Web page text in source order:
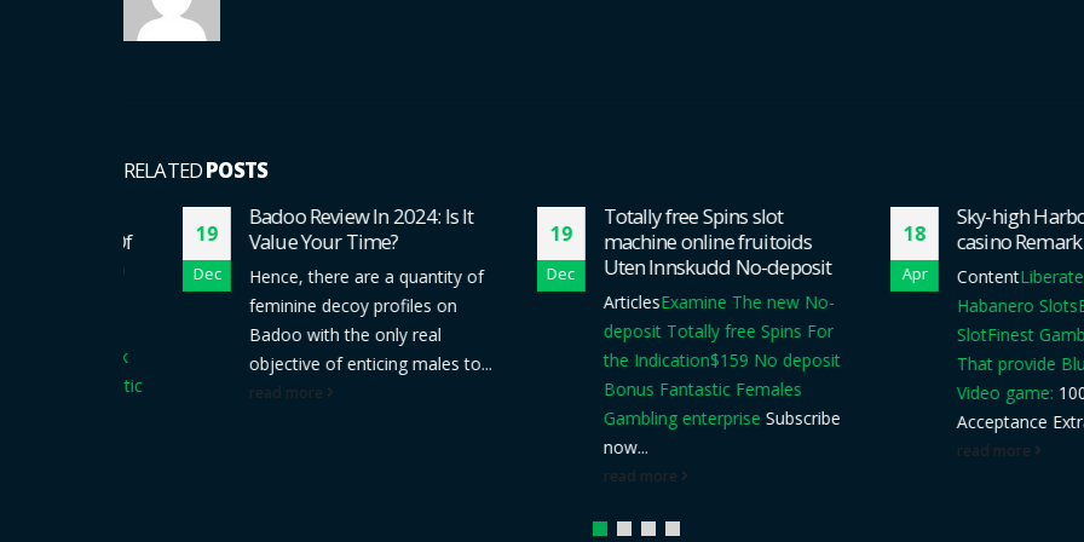
RELATEDPOSTS
Badoo Review In 2024: Is It
Value Your Time?
Hence, there are a quantity of
feminine decoy profiles on
Badoo with the only real
objective of enticing males to...
read more
Totally free Spins slot
machine online fruitoids
Uten Innskudd No-deposit
Examine The new No-
deposit Totally free Spins For
the Indication$159 No deposit
Bonus Fantastic Females
Gambling enterpriseSubscribe
read more
Sky-high Harbors
casino Remark 2024
ContentLiberated to
Habanero SlotsEgypt
Finest Gambling
That provide Blueprint
Video game:
Acceptance Extra...
read more